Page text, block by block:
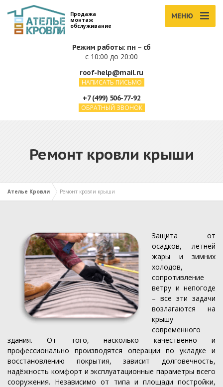
Продажа
монтаж
обслуживание
МЕНЮ
Режим работы: пн – сб
с 10:00 до 20:00
roof-help@mail.ru
НАПИСАТЬ ПИСЬМО
+7 (499) 506-77-92
ОБРАТНЫЙ ЗВОНОК
Ремонт кровли крыши
Ателье Кровли Ремонт кровли крыши
Защита от
осадков, летней
жары и зимних
холодов,
сопротивление
ветру и непогоде
– все эти задачи
возлагаются на
крышу
современного
здания. От того, насколько качественно и
профессионально производятся операции по укладке и
восстановлению покрытия, зависит долговечность,
надёжность комфорт и эксплуатационные параметры всего
сооружения. Независимо от типа и площади постройки,